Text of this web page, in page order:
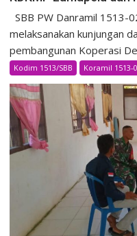
SBB PW Danramil 1513-
melaksanakan kunjungan
pembangunan Koperasi
Kodim 1513/SBB Koramil 1513-